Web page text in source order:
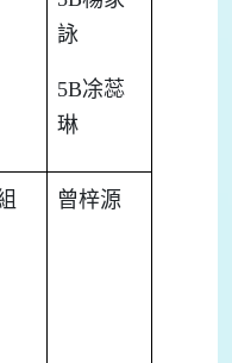
詠
5B凃蕊
琳
曾梓源